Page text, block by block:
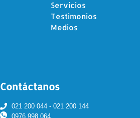
Servicios
Testimonios
Medios
Contáctanos
021 200 044 - 021 200 144
0976 998 064